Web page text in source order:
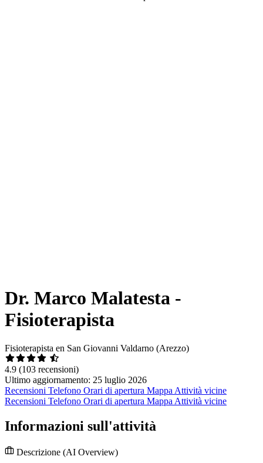
Dr. Marco Malatesta -
Fisioterapista
Fisioterapista en San Giovanni Valdarno (Arezzo)
4.9 (103 recensioni)
Ultimo aggiornamento: 25 luglio 2026
Recensioni Telefono Orari di apertura Mappa Attività vicine
Recensioni Telefono Orari di apertura Mappa Attività vicine
Informazioni sull'attività
Descrizione (AI Overview)